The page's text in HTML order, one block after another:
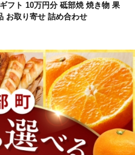
フト 10万円分 砥部焼 焼き物 果
お取り寄せ 詰め合わせ